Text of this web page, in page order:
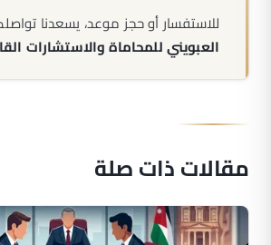
للاستفسار أو حجز موعد، يسعدنا
العبويني للمحاماة والاستشارات
مقالات ذات صلة